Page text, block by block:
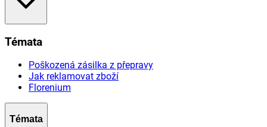
Témata
Poškozená zásilka z přepravy
Jak reklamovat zboží
Florenium
Témata